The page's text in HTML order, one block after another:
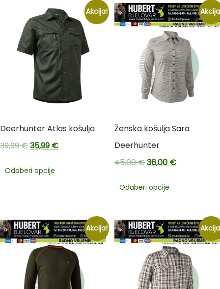
Akcija!
Deerhunter Atlas košulja
39,99€35,99 €
Odaberi opcije
Ženska košulja Sara
Deerhunter
45,00€36,00 €
Odaberi opcije
Akcija!